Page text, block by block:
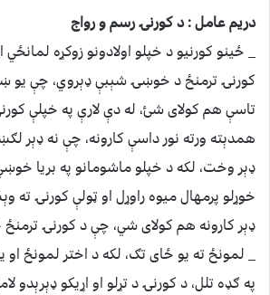
دریم عامل : د کورنۍ رسم و رواج
_ ځينو کورنيو د خپلو اولادونو زوکړه
کورنۍ ترمنځ د خوښۍ شېبې ډېروي، چې یو
تاسې هم کولای شئ، له دې لارې په خپلې
همدېته ورته نور داسې کارونه، چې نه ډېر
ډېر وخت، لکه د خپلو ماشومانو په بريا
خوړلو پرمهال میوه راوړل او ټولې کورنۍ ته
ډېر کارونه هم کولای شي، چې د کورنۍ
_ لمونځ ته یو ځای تګ، لکه د اختر لمونځ
په ګډه تلل، د کورنۍ د تړلو او اړیکو ډېرېدو